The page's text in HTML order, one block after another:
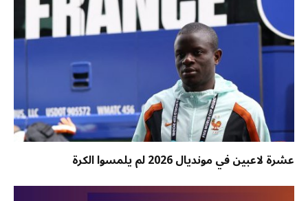
عشرة لاعبين في مونديال 2026 لم يلمسوا الكرة